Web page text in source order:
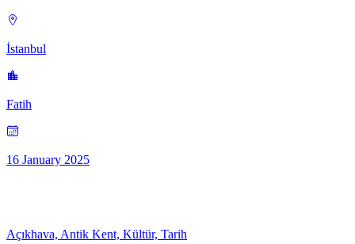
İstanbul
Fatih
16 January 2025
Açıkhava, Antik Kent, Kültür, Tarih